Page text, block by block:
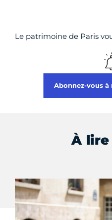
Le patrimoine de Paris
Abonnez-vous
À lire